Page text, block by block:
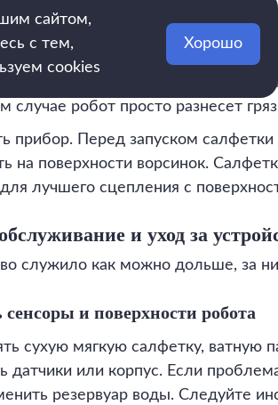
Толстый слой пыли, птичий
могут быть не по силу прибору.
предварительно пройтись
случае робот просто разнесет
прибор. Перед запуском
на поверхности ворсинок.
лучшего сцепления с
и уход за
служило как можно дольше, за
и поверхности робота
сухую мягкую салфетку, ватную
датчики или корпус. Если
резервуар воды. Следуйте
сайтом,
с тем,
cookies
Хорошо